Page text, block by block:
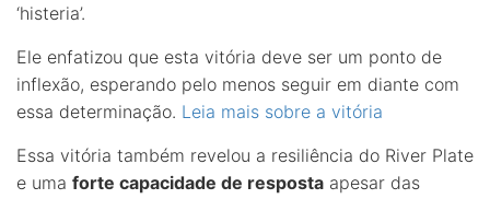
‘histeria’.
Ele enfatizou que esta vitória deve ser um ponto de
inflexão, esperando pelo menos seguir em diante com
essa determinação. Leia mais sobre a vitória
Essa vitória também revelou a resiliência do River Plate
e uma forte capacidade de resposta apesar das